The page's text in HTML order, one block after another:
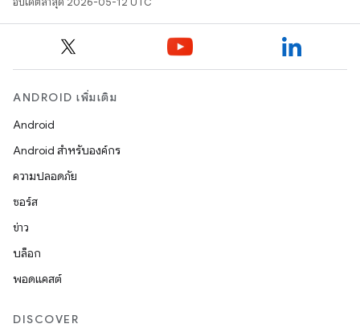
ANDROID เพิ่มเติม
Android
Android สำหรับองค์กร
ความปลอดภัย
ซอร์ส
ข่าว
บล็อก
พอดแคสต์
DISCOVER